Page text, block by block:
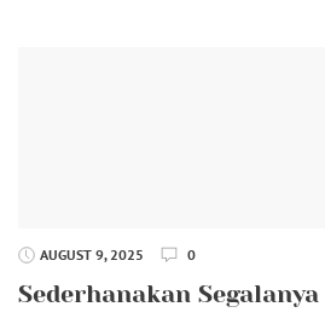
AUGUST 9, 2025 0
Sederhanakan Segalanya